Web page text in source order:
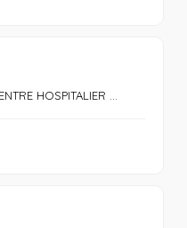
HOSPITALIER ...